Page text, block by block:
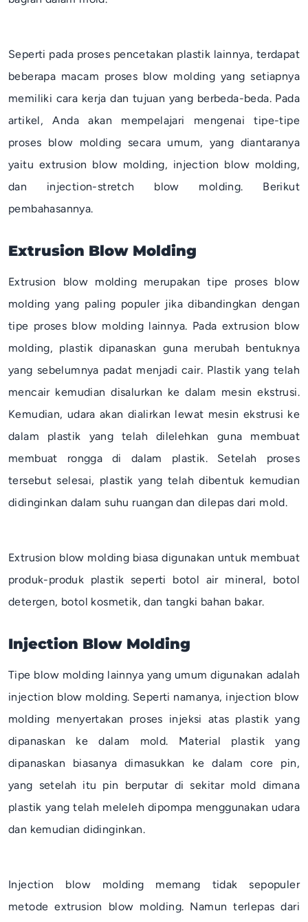
Seperti pada proses pencetakan plastik lainnya, terdapat
beberapa macam proses blow molding yang setiapnya
memiliki cara kerja dan tujuan yang berbeda-beda. Pada
artikel, Anda akan mempelajari mengenai tipe-tipe
proses blow molding secara umum, yang diantaranya
yaitu extrusion blow molding, injection blow molding,
dan injection-stretch blow molding. Berikut
pembahasannya.
Extrusion Blow Molding
Extrusion blow molding merupakan tipe proses blow
moldingyang paling populer jika dibandingkan dengan
tipe proses blow molding lainnya. Pada extrusion blow
molding, plastik dipanaskan guna merubah bentuknya
yang sebelumnya padat menjadi cair. Plastik yang telah
mencair kemudian disalurkan ke dalam mesin ekstrusi.
Kemudian, udara akan dialirkan lewat mesin ekstrusi ke
dalam plastik yang telah dilelehkan guna membuat
membuat rongga di dalam plastik. Setelah proses
tersebut selesai, plastik yang telah dibentuk kemudian
didinginkan dalam suhu ruangan dan dilepas dari mold.
Extrusion blow molding biasa digunakan untuk membuat
produk-produk plastik seperti botol air mineral, botol
detergen, botol kosmetik, dan tangki bahan bakar.
Injection Blow Molding
Tipe blow molding lainnya yang umum digunakan adalah
injection blow molding. Seperti namanya, injection blow
molding menyertakan proses injeksi atas plastik yang
dipanaskan ke dalam mold. Material plastik yang
dipanaskan biasanya dimasukkan ke dalam core pin,
yang setelah itu pin berputar di sekitar mold dimana
plastik yang telah meleleh dipompa menggunakan udara
dan kemudian didinginkan.
Injection blow molding memang tidak sepopuler
metodeextrusion blow molding. Namun terlepas dari